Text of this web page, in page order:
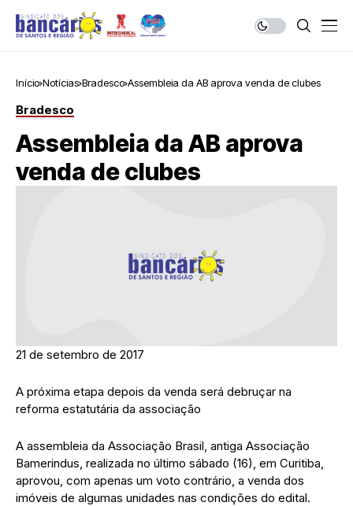
Início Notícias Bradesco Assembleia da AB aprova venda de clubes
Bradesco
Assembleia da AB aprova
venda de clubes
21 de setembro de 2017
A próxima etapa depois da venda será debruçar na
reforma estatutária da associação
A assembleia da Associação Brasil, antiga Associação
Bamerindus, realizada no último sábado (16), em Curitiba,
aprovou, com apenas um voto contrário, a venda dos
imóveis de algumas unidades nas condições do edital.